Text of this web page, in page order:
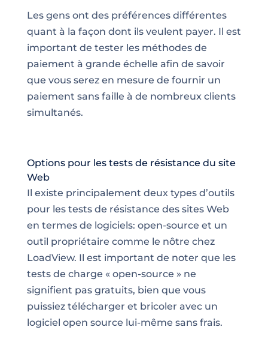
Les gens ont des préférences différentes
quant à la façon dont ils veulent payer. Il est
important de tester les méthodes de
paiement à grande échelle afin de savoir
que vous serez en mesure de fournir un
paiement sans faille à de nombreux clients
simultanés.
Options pour les tests de résistance du site
Web
Il existe principalement deux types d’outils
pour les tests de résistance des sites Web
en termes de logiciels: open-source et un
outil propriétaire comme le nôtre chez
LoadView. Il est important de noter que les
tests de charge « open-source » ne
signifient pas gratuits, bien que vous
puissiez télécharger et bricoler avec un
logiciel open source lui-même sans frais.